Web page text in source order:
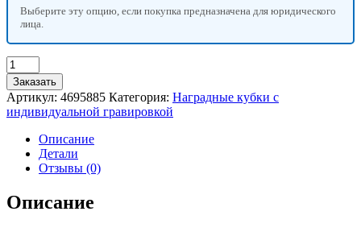
Выберите эту опцию, если покупка предназначена для юридического
лица.
Количество
товара
Кубок
под
нанесение,
наградная
фигура,
золото,
подставка
камень,
17×9.5×5
Заказать
Артикул: 4695885 Категория: Наградные кубки с
индивидуальной гравировкой
Описание
Детали
Отзывы (0)
Описание